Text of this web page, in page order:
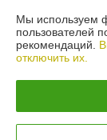
офис 8, район д.
Регистрационный
Регистрационный
Мы используем
пользователей
рекомендаций.
отключить их.